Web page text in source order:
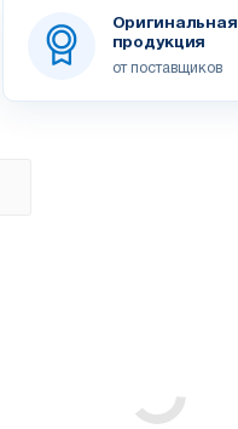
Оригинальная
продукция
от поставщиков